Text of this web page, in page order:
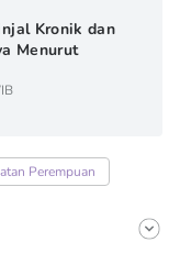
Kronik dan
Menurut
Perempuan